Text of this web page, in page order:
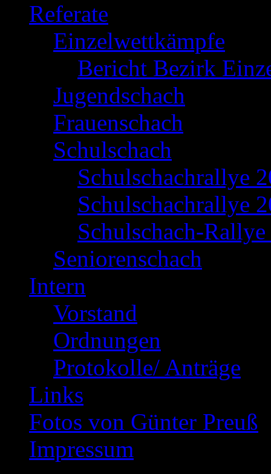
Referate
Einzelwettkämpfe
Bericht Bezirk
Jugendschach
Frauenschach
Schulschach
Schulschachrallye
Schulschachrallye
Schulschach-
Seniorenschach
Intern
Vorstand
Ordnungen
Protokolle/ Anträge
Links
Fotos von Günter Preuß
Impressum